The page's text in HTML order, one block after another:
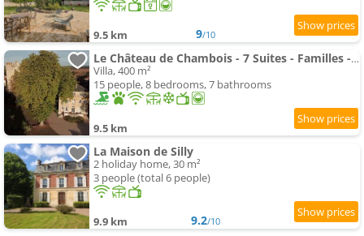
9.5 km 9/10
Le Château de Chambois - 7 Suites - Familles - Piscine
Villa, 400 m²
15 people, 8 bedrooms, 7 bathrooms
9.5 km
La Maison de Silly
2 holiday home, 30 m²
3 people (total 6 people)
9.9 km 9.2/10